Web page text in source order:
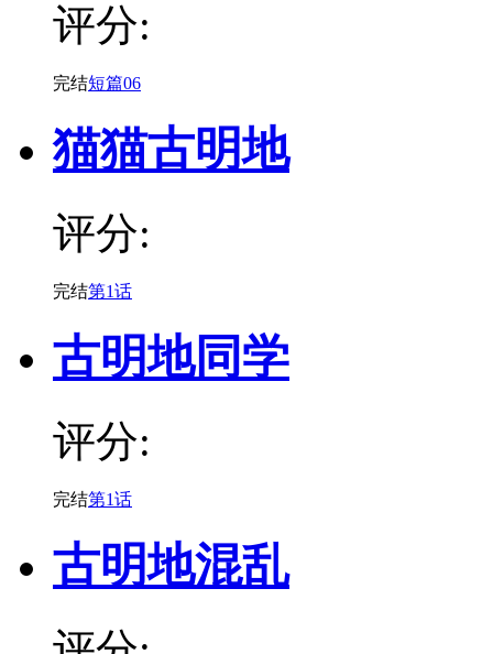
评分:
完结短篇06
猫猫古明地
评分:
完结第1话
古明地同学
评分:
完结第1话
古明地混乱